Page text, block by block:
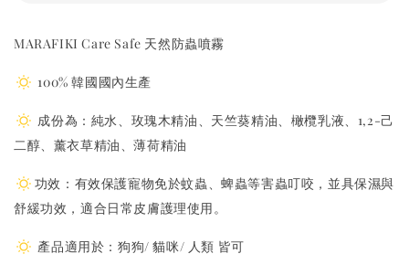
MARAFIKI Care Safe 天然防蟲噴霧
100% 韓國國內生產
成份為：純水、玫瑰木精油、天竺葵精油、橄欖乳液、1,2-己
二醇、薰衣草精油、薄荷精油
功效：有效保護寵物免於蚊蟲、蜱蟲等害蟲叮咬，並具保濕與
舒緩功效，適合日常皮膚護理使用。
產品適用於：狗狗/ 貓咪/ 人類 皆可